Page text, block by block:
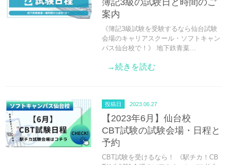
簿記3級の試験日と時間のご
案内
《簿記3級試験を受験するなら仙台試験
会場のキャリアスクール・ソフトキャン
パス仙台校で！》 地下鉄青葉…
→続きを読む
投稿日 2023.06.27
【2023年6月】仙台校
CBT試験の試験会場・日程と
予約
CBT試験を受けるなら！ 《駅チカ！CB